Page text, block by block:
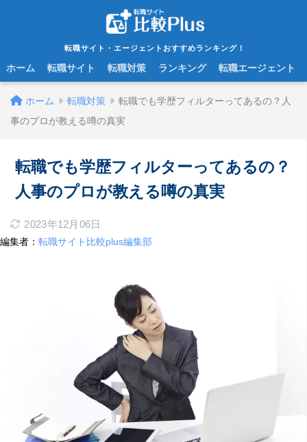
転職サイト・エージェントおすすめランキング！
ホーム 転職サイト 転職対策 ランキング 転職エージェント
ホーム 転職対策
転職でも学歴フィルターってあるの？人
事のプロが教える噂の真実
転職でも学歴フィルターってあるの？
人事のプロが教える噂の真実
2023年12月06日
編集者： 転職サイト比較plus編集部